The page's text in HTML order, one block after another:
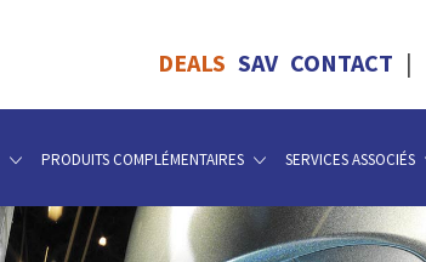
DEALS SAV CONTACT |
PRODUITS COMPLÉMENTAIRES SERVICES ASSOCIÉS